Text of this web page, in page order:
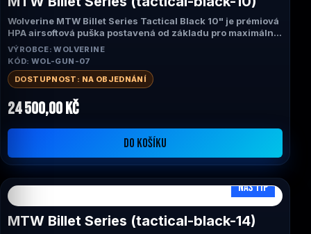
Wolverine MTW Billet Series Tactical Black 10" je prémiová
HPA airsoftová puška postavená od základu pro maximální
výkon, spolehlivost a realistické ovládání platformy AR-15.
Díky legendárnímu systému
obráběnému hliníkovému tělu a systému
Detectionnabízí konzistentní přesnost, okamžitou odezvu
spouště a bezkonkurenční herní zážitek. Ideální volba pro
náročné hráče, milsim i sportovní airsoft.
VÝROBCE: WOLVERINE
KÓD: WOL-GUN-07
DOSTUPNOST: NA OBJEDNÁNÍ
24 500,00 Kč
DO KOŠÍKU
NÁŠ TIP
MTW Billet Series (tactical-black-14)